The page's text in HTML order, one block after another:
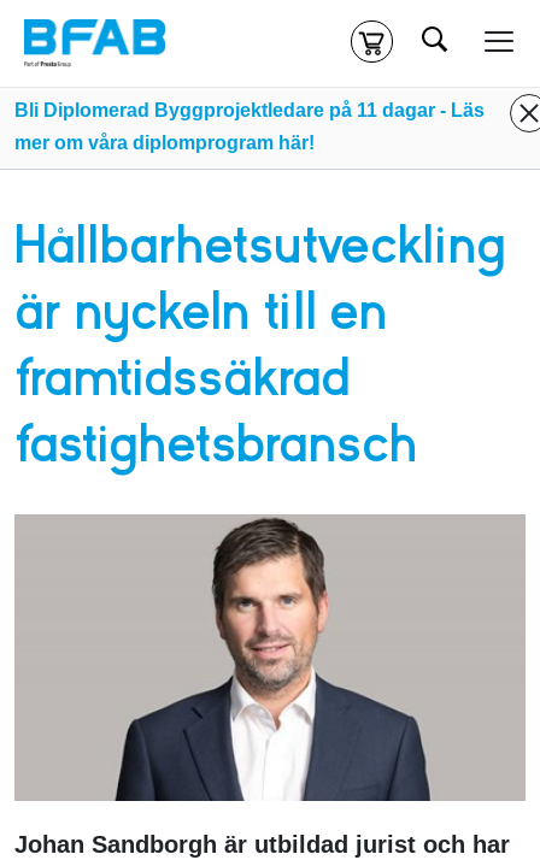
Kassa
Klicka härför att komma till alla tillgängliga onlinekurser.
Sök
Bli Diplomerad Byggprojektledare på 11 dagar - Läs
mer om våra diplomprogram här!
Hållbarhetsutveckling
är nyckeln till en
framtidssäkrad
fastighetsbransch
Johan Sandborgh är utbildad jurist och har